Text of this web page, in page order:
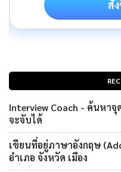
Interview Coach - ค้นหา
จะจับได้
เขียนที่อยู่ภาษาอังกฤษ
อำเภอ จังหวัด เมือง
สั่